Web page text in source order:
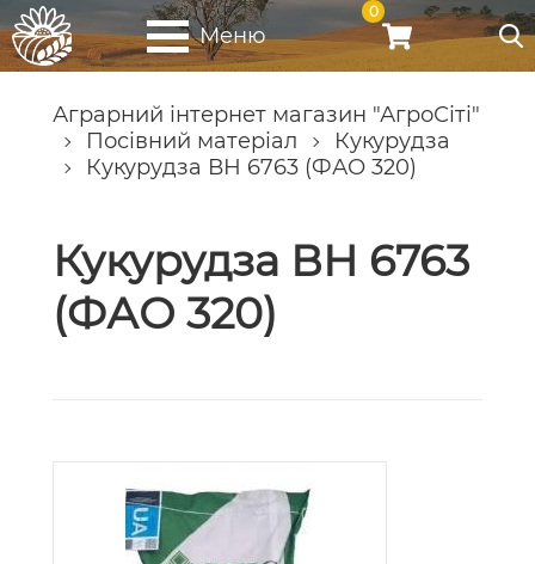
Меню
0
Аграрний інтернет магазин "АгроСіті"
Посівний матеріал
Кукурудза
Кукурудза ВН 6763 (ФАО 320)
Кукурудза ВН 6763
(ФАО 320)